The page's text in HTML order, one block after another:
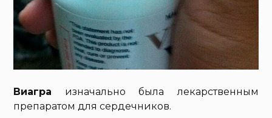
Виагра изначально была лекарственным
препаратом для сердечников.